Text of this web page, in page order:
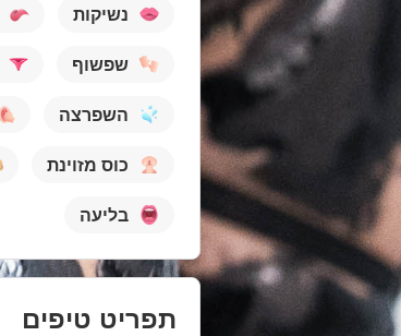
נשיקות
שפשוף
השפרצה
כוס מזוינת
בליעה
תפריט טיפים